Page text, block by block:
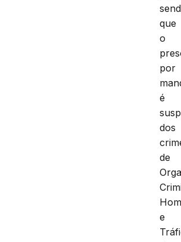
que
o
por
é
dos
de
e